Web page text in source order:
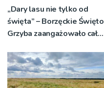
„Dary lasu nie tylko od
święta” – Borzęckie Święto
Grzyba zaangażowało całe